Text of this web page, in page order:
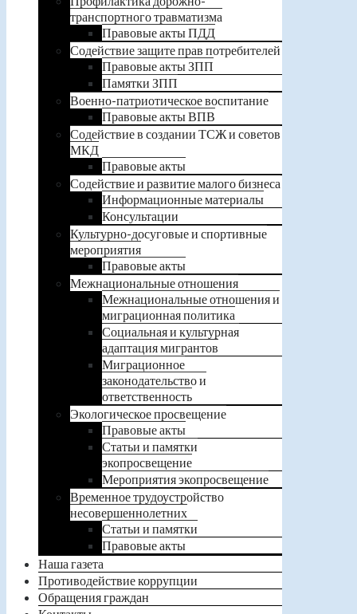
транспортного травматизма
Правовые акты ПДД
Содействие защите прав потребителей
Правовые акты ЗПП
Памятки ЗПП
Военно-патриотическое воспитание
Правовые акты ВПВ
Содействие в создании ТСЖ и советов
МКД
Правовые акты
Содействие и развитие малого бизнеса
Информационные материалы
Консультации
Культурно-досуговые и спортивные
мероприятия
Правовые акты
Межнациональные отношения
Межнациональные отношения и
миграционная политика
Социальная и культурная
адаптация мигрантов
Миграционное
законодательство и
ответственность
Экологическое просвещение
Правовые акты
Статьи и памятки
экопросвещение
Мероприятия экопросвещение
Временное трудоустройство
несовершеннолетних
Статьи и памятки
Правовые акты
Наша газета
Противодействие коррупции
Обращения граждан